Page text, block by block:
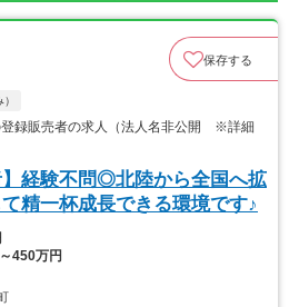
保存する
登録販売者の求人（法人名非公開 ※詳細
】経験不問◎北陸から全国へ拡
精一杯成長できる環境です♪
450万円